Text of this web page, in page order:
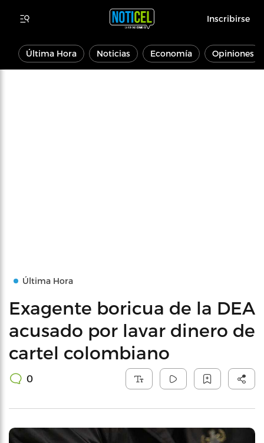
Inscribirse
Última Hora Noticias Economía Opiniones
Última Hora
Exagente boricua de la DEA
acusado por lavar dinero de
cartel colombiano
0